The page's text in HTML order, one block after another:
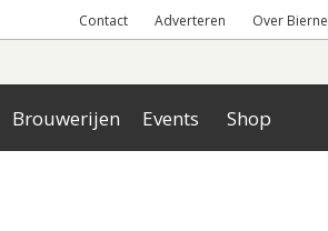
Contact Adverteren Over
Brouwerijen Events Shop